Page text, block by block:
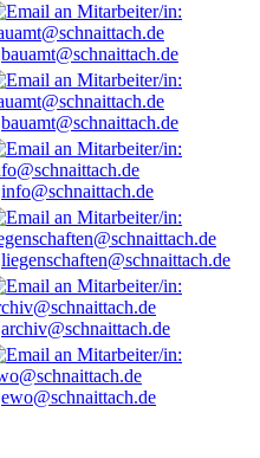
bauamt@schnaittach.de
bauamt@schnaittach.de
info@schnaittach.de
liegenschaften@schnaittach.de
archiv@schnaittach.de
ewo@schnaittach.de